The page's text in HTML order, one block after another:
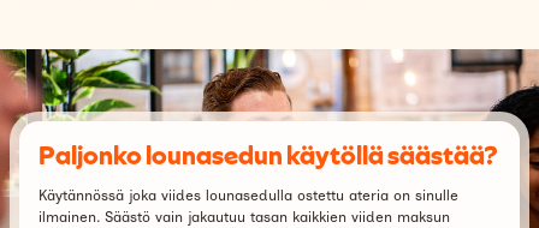
Paljonko lounasedun käytöllä säästää?
Käytännössä joka viides lounasedulla ostettu ateria on sinulle
ilmainen. Säästö vain jakautuu tasan kaikkien viiden maksun